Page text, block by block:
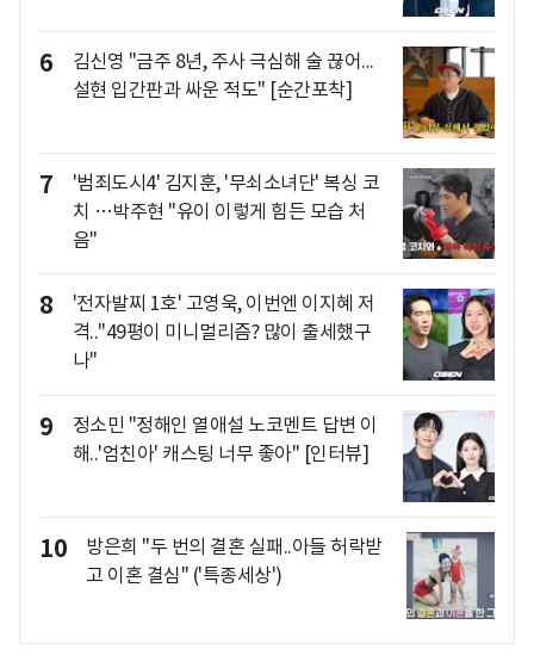
6
김신영 "금주 8년, 주사 극심해 술 끊어...
설현 입간판과 싸운 적도" [순간포착]
7
'범죄도시4' 김지훈, '무쇠소녀단' 복싱 코
치 …박주현 "유이 이렇게 힘든 모습 처
음"
8
'전자발찌 1호' 고영욱, 이번엔 이지혜 저
격.."49평이 미니멀리즘? 많이 출세했구
나"
9
정소민 "정해인 열애설 노코멘트 답변 이
해..'엄친아' 캐스팅 너무 좋아" [인터뷰]
10
방은희 "두 번의 결혼 실패..아들 허락받
고 이혼 결심" ('특종세상')